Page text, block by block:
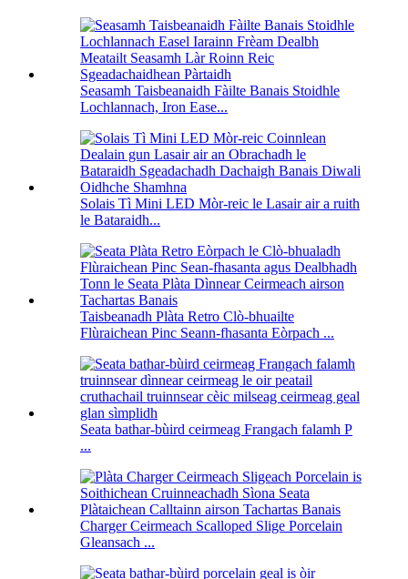
Seasamh Taisbeanaidh Fàilte Banais Stoidhle
Lochlannach, Iron Ease...
Solais Tì Mini LED Mòr-reic le Lasair air a ruith
le Bataraidh...
Taisbeanadh Plàta Retro Clò-bhuailte
Flùraichean Pinc Seann-fhasanta Eòrpach ...
Seata bathar-bùird ceirmeag Frangach falamh P
...
Charger Ceirmeach Scalloped Slige Porcelain
Gleansach ...